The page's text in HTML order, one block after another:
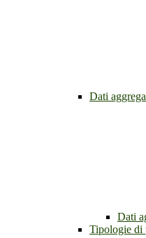
Dati
Dati
Tipologie di